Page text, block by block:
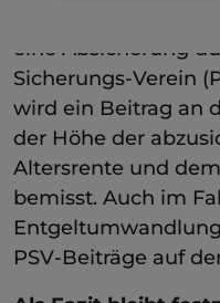
eine Absicherung
Sicherungs-Verein
wird ein Beitrag an
der Höhe der
Altersrente und
bemisst. Auch im
PSV-Beiträge auf